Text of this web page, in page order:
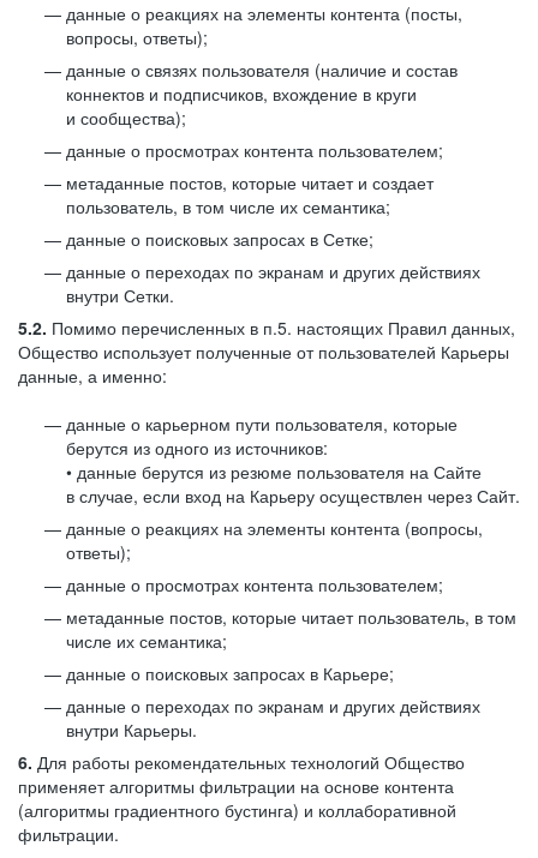
данные о реакциях на элементы контента (посты,
вопросы, ответы);
данные о связях пользователя (наличие и состав
коннектов и подписчиков, вхождение в круги
и сообщества);
данные о просмотрах контента пользователем;
метаданные постов, которые читает и создает
пользователь, в том числе их семантика;
данные о поисковых запросах в Сетке;
данные о переходах по экранам и других действиях
внутри Сетки.
5.2. Помимо перечисленных в п.5. настоящих Правил данных,
Общество использует полученные от пользователей Карьеры
данные, а именно:
данные о карьерном пути пользователя, которые
берутся из одного из источников:
• данные берутся из резюме пользователя на Сайте
в случае, если вход на Карьеру осуществлен через Сайт.
данные о реакциях на элементы контента (вопросы,
ответы);
данные о просмотрах контента пользователем;
метаданные постов, которые читает пользователь, в том
числе их семантика;
данные о поисковых запросах в Карьере;
данные о переходах по экранам и других действиях
внутри Карьеры.
6. Для работы рекомендательных технологий Общество
применяет алгоритмы фильтрации на основе контента
(алгоритмы градиентного бустинга) и коллаборативной
фильтрации.